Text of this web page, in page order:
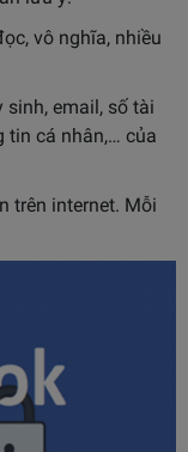
vô nghĩa, nhiều
sinh, email, số tài
tin cá nhân,… của
trên internet. Mỗi